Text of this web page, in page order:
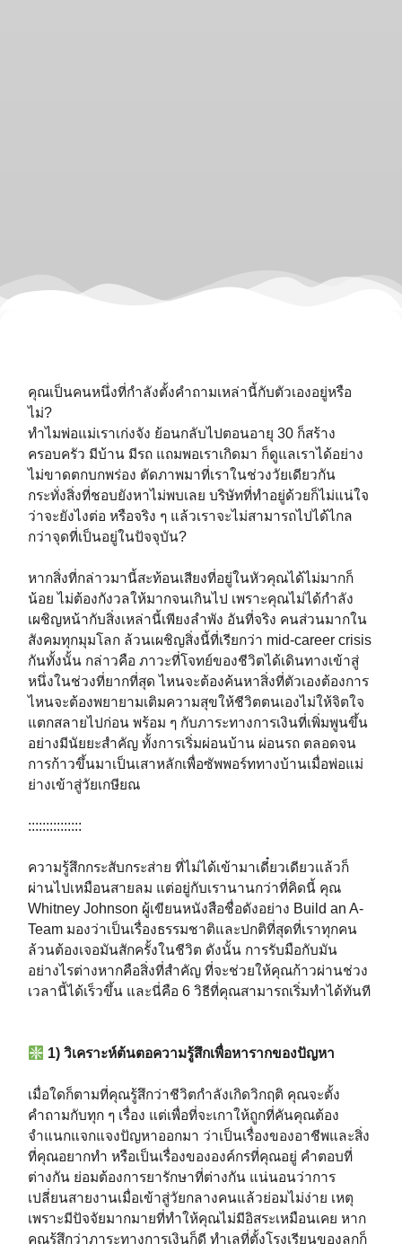
คุณเป็นคนหนึ่งที่กำลังตั้งคำถามเหล่านี้กับตัวเองอยู่หรือ
ไม่?⁣⁣⁣⁣
ทำไมพ่อแม่เราเก่งจัง ย้อนกลับไปตอนอายุ 30 ก็สร้าง
ครอบครัว มีบ้าน มีรถ แถมพอเราเกิดมา ก็ดูแลเราได้อย่าง
ไม่ขาดตกบกพร่อง ตัดภาพมาที่เราในช่วงวัยเดียวกัน
กระทั่งสิ่งที่ชอบยังหาไม่พบเลย บริษัทที่ทำอยู่ด้วยก็ไม่แน่ใจ
ว่าจะยังไงต่อ หรือจริง ๆ แล้วเราจะไม่สามารถไปได้ไกล
กว่าจุดที่เป็นอยู่ในปัจจุบัน?⁣⁣⁣⁣
หากสิ่งที่กล่าวมานี้สะท้อนเสียงที่อยู่ในหัวคุณได้ไม่มากก็
น้อย ไม่ต้องกังวลให้มากจนเกินไป เพราะคุณไม่ได้กำลัง
เผชิญหน้ากับสิ่งเหล่านี้เพียงลำพัง อันที่จริง คนส่วนมากใน
สังคมทุกมุมโลก ล้วนเผชิญสิ่งนี้ที่เรียกว่า mid-career crisis
กันทั้งนั้น กล่าวคือ ภาวะที่โจทย์ของชีวิตได้เดินทางเข้าสู่
หนึ่งในช่วงที่ยากที่สุด ไหนจะต้องค้นหาสิ่งที่ตัวเองต้องการ
ไหนจะต้องพยายามเติมความสุขให้ชีวิตตนเองไม่ให้จิตใจ
แตกสลายไปก่อน พร้อม ๆ กับภาระทางการเงินที่เพิ่มพูนขึ้น
อย่างมีนัยยะสำคัญ ทั้งการเริ่มผ่อนบ้าน ผ่อนรถ ตลอดจน
การก้าวขึ้นมาเป็นเสาหลักเพื่อซัพพอร์ททางบ้านเมื่อพ่อแม่
ย่างเข้าสู่วัยเกษียณ⁣⁣⁣⁣
:::::::::::::::⁣⁣⁣⁣
ความรู้สึกกระสับกระส่าย ที่ไม่ได้เข้ามาเดี๋ยวเดียวแล้วก็
ผ่านไปเหมือนสายลม แต่อยู่กับเรานานกว่าที่คิดนี้ คุณ
Whitney Johnson ผู้เขียนหนังสือชื่อดังอย่าง Build an A-
Team มองว่าเป็นเรื่องธรรมชาติและปกติที่สุดที่เราทุกคน
ล้วนต้องเจอมันสักครั้งในชีวิต ดังนั้น การรับมือกับมัน
อย่างไรต่างหากคือสิ่งที่สำคัญ ที่จะช่วยให้คุณก้าวผ่านช่วง
เวลานี้ได้เร็วขึ้น และนี่คือ 6 วิธีที่คุณสามารถเริ่มทำได้ทันที⁣⁣⁣⁣
1) วิเคราะห์ต้นตอความรู้สึกเพื่อหารากของปัญหา⁣⁣⁣⁣
เมื่อใดก็ตามที่คุณรู้สึกว่าชีวิตกำลังเกิดวิกฤติ คุณจะตั้ง
คำถามกับทุก ๆ เรื่อง แต่เพื่อที่จะเกาให้ถูกที่คันคุณต้อง
จำแนกแจกแจงปัญหาออกมา ว่าเป็นเรื่องของอาชีพและสิ่ง
ที่คุณอยากทำ หรือเป็นเรื่องขององค์กรที่คุณอยู่ คำตอบที่
ต่างกัน ย่อมต้องการยารักษาที่ต่างกัน แน่นอนว่าการ
เปลี่ยนสายงานเมื่อเข้าสู่วัยกลางคนแล้วย่อมไม่ง่าย เหตุ
เพราะมีปัจจัยมากมายที่ทำให้คุณไม่มีอิสระเหมือนเคย หาก
คุณรู้สึกว่าภาระทางการเงินก็ดี ทำเลที่ตั้งโรงเรียนของลูกก็